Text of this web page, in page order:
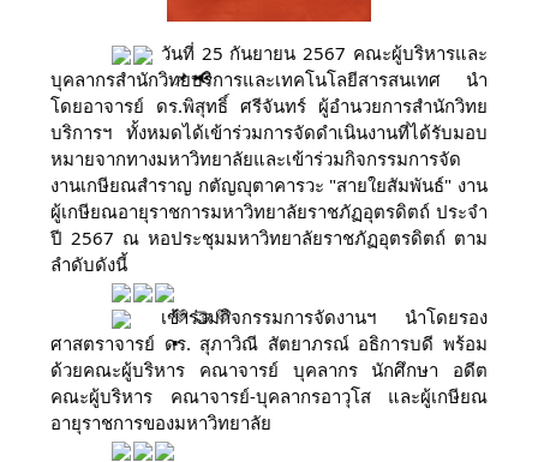
วันที่ 25 กันยายน 2567 คณะผู้บริหารและ
บุคลากรสำนักวิทยบริการและเทคโนโลยีสารสนเทศ นำ
โดยอาจารย์ ดร.พิสุทธิ์ ศรีจันทร์ ผู้อำนวยการสำนักวิทย
บริการฯ ทั้งหมดได้เข้าร่วมการจัดดำเนินงานที่ได้รับมอบ
หมายจากทางมหาวิทยาลัยและเข้าร่วมกิจกรรมการจัด
งานเกษียณสำราญ กตัญญุตาคารวะ "สายใยสัมพันธ์" งาน
ผู้เกษียณอายุราชการมหาวิทยาลัยราชภัฏอุตรดิตถ์ ประจำ
ปี 2567 ณ หอประชุมมหาวิทยาลัยราชภัฏอุตรดิตถ์ ตาม
ลำดับดังนี้
เข้าร่วมกิจกรรมการจัดงานฯ นำโดยรอง
ศาสตราจารย์ ดร. สุภาวิณี สัตยาภรณ์ อธิการบดี พร้อม
ด้วยคณะผู้บริหาร คณาจารย์ บุคลากร นักศึกษา อดีต
คณะผู้บริหาร คณาจารย์-บุคลากรอาวุโส และผู้เกษียณ
อายุราชการของมหาวิทยาลัย